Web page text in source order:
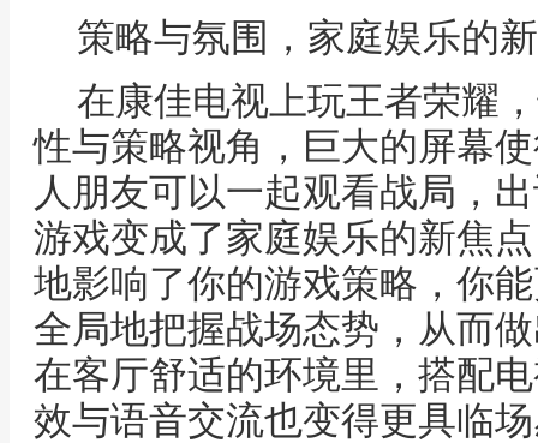
策略与氛围，家庭娱乐的
在康佳电视上玩王者荣耀
性与策略视角，巨大的屏幕
人朋友可以一起观看战局，
游戏变成了家庭娱乐的新焦
地影响了你的游戏策略，你
全局地把握战场态势，从而
在客厅舒适的环境里，搭配
效与语音交流也变得更具临